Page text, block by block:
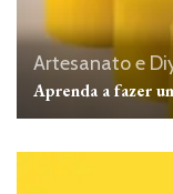
Artesanato e
Aprenda a fazer